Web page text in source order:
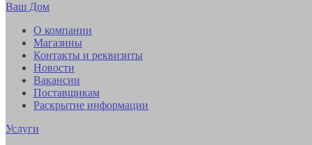
Ваш Дом
О компании
Магазины
Контакты и реквизиты
Новости
Вакансии
Поставщикам
Раскрытие информации
Услуги